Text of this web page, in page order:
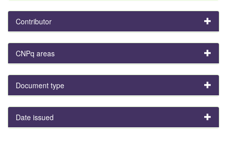
Contributor
CNPq areas
Document type
Date issued